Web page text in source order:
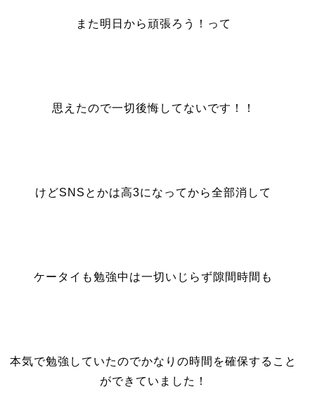
また明日から頑張ろう！って
思えたので一切後悔してないです！！
けどSNSとかは高3になってから全部消して
ケータイも勉強中は一切いじらず隙間時間も
本気で勉強していたのでかなりの時間を確保すること
ができていました！